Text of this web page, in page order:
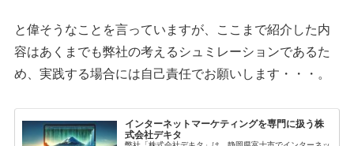
と偉そうなことを言っていますが、ここまで紹介した内
容はあくまでも弊社の考えるシュミレーションであるた
め、実践する場合には自己責任でお願いします・・・。
インターネットマーケティングを専門に扱う株
式会社デキタ